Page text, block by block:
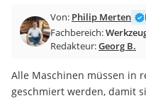
Split-Klimaanlage 2
Pelletofen
Bohrmaschine
Fliesenschneider
Hochdruckreiniger
Von: Philip Merten
Fachbereich:
Redakteur:Georg B.
Alle Maschinen müssen in
geschmiert werden, damit